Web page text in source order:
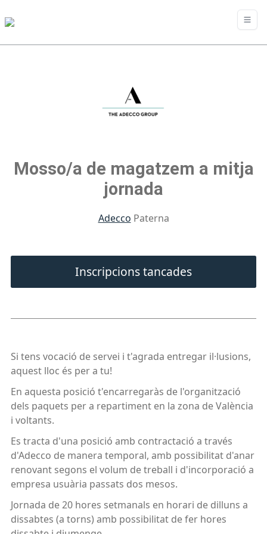
Mosso/a de magatzem a mitja
jornada
Adecco Paterna
Inscripcions tancades
Si tens vocació de servei i t'agrada entregar il·lusions,
aquest lloc és per a tu!
En aquesta posició t'encarregaràs de l'organització
dels paquets per a repartiment en la zona de València
i voltants.
Es tracta d'una posició amb contractació a través
d'Adecco de manera temporal, amb possibilitat d'anar
renovant segons el volum de treball i d'incorporació a
empresa usuària passats dos mesos.
Jornada de 20 hores setmanals en horari de dilluns a
dissabtes (a torns) amb possibilitat de fer hores